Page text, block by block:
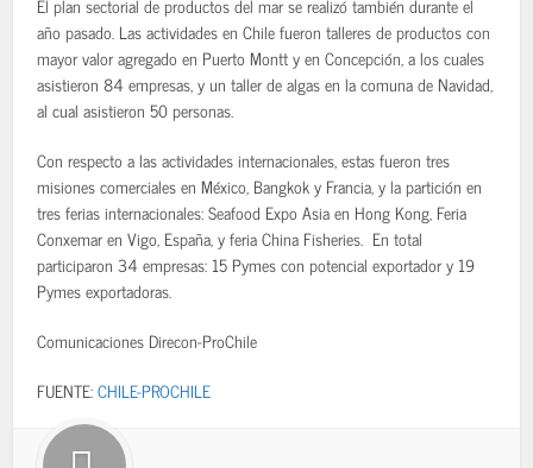
año pasado. Las actividades en Chile fueron talleres de productos con
mayor valor agregado en Puerto Montt y en Concepción, a los cuales
asistieron 84 empresas, y un taller de algas en la comuna de Navidad,
al cual asistieron 50 personas.
Con respecto a las actividades internacionales, estas fueron tres
misiones comerciales en México, Bangkok y Francia, y la partición en
tres ferias internacionales: Seafood Expo Asia en Hong Kong, Feria
Conxemar en Vigo, España, y feria China Fisheries. En total
participaron 34 empresas: 15 Pymes con potencial exportador y 19
Pymes exportadoras.
Comunicaciones Direcon-ProChile
FUENTE:CHILE-PROCHILE